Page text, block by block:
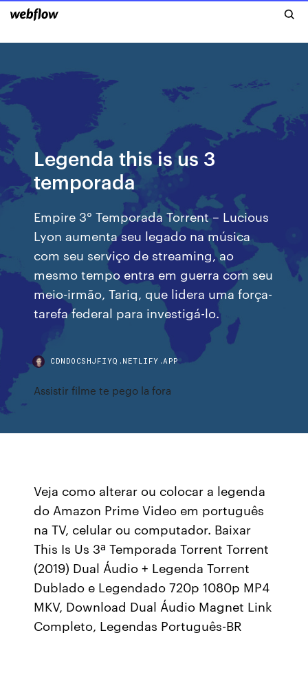
Legenda this is us 3
temporada
Empire 3° Temporada Torrent – Lucious
Lyon aumenta seu legado na música
com seu serviço de streaming, ao
mesmo tempo entra em guerra com seu
meio-irmão, Tariq, que lidera uma força-
tarefa federal para investigá-lo.
CDNDOCSHJFIYQ.NETLIFY.APP
Assistir filme te pego la fora
Veja como alterar ou colocar a legenda
do Amazon Prime Video em português
na TV, celular ou computador. Baixar
This Is Us 3ª Temporada Torrent Torrent
(2019) Dual Áudio + Legenda Torrent
Dublado e Legendado 720p 1080p MP4
MKV, Download Dual Áudio Magnet Link
Completo, Legendas Português-BR